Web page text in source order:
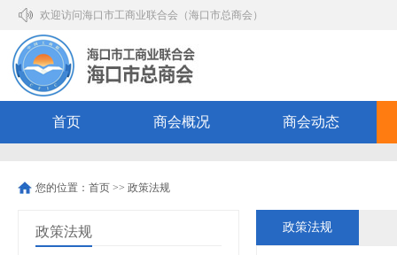
欢迎访问海口市工商业联合会（海口市总商会）
首页 商会概况 商会动态
您的位置： 首页 >> 政策法规
政策法规 政策法规